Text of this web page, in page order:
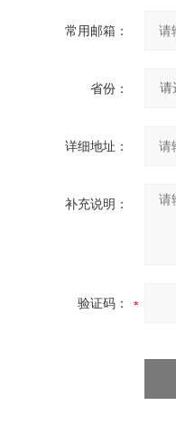
常用邮箱：
省份：
详细地址：
补充说明：
验证码：